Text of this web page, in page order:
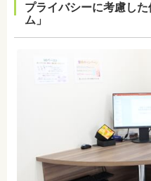
プライバシーに考慮し
ム」